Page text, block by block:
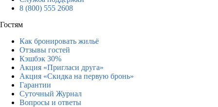
8 (800) 555 2608
Гостям
Как бронировать жильё
Отзывы гостей
Кэшбэк 30%
Акция «Пригласи друга»
Акция «Скидка на первую бронь»
Гарантии
Суточный Журнал
Вопросы и ответы